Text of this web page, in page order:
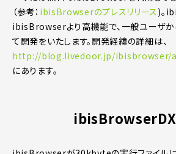
（参考： ibisBrowserのプレスリリース)。
ibisBrowserより高機能で、一般ユーザか
て開発をいたします。開発経緯の詳細は、
http://blog.livedoor.jp/ibisbrowser/
にあります。